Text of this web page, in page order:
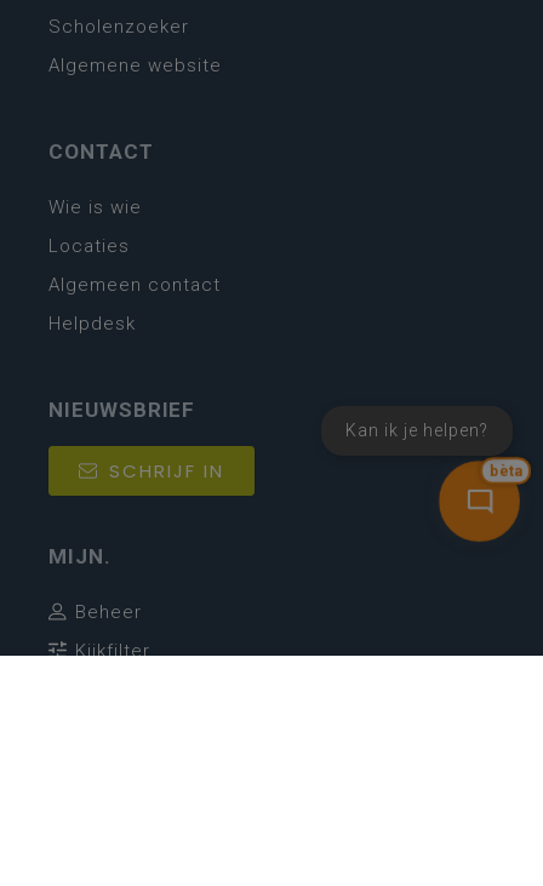
bèta
Kan ik je helpen?
Scholenzoeker
Algemene website
CONTACT
Wie is wie
Locaties
Algemeen contact
Helpdesk
NIEUWSBRIEF
SCHRIJF IN
MIJN.
Beheer
Kijkfilter